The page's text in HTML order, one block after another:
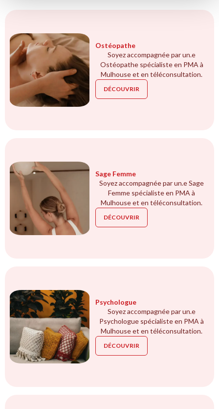
Ostéopathe
Soyez accompagnée par un.e
Ostéopathe spécialiste en PMA à
Mulhouse et en téléconsultation.
DÉCOUVRIR
Sage Femme
Soyez accompagnée par un.e Sage
Femme spécialiste en PMA à
Mulhouse et en téléconsultation.
DÉCOUVRIR
Psychologue
Soyez accompagnée par un.e
Psychologue spécialiste en PMA à
Mulhouse et en téléconsultation.
DÉCOUVRIR